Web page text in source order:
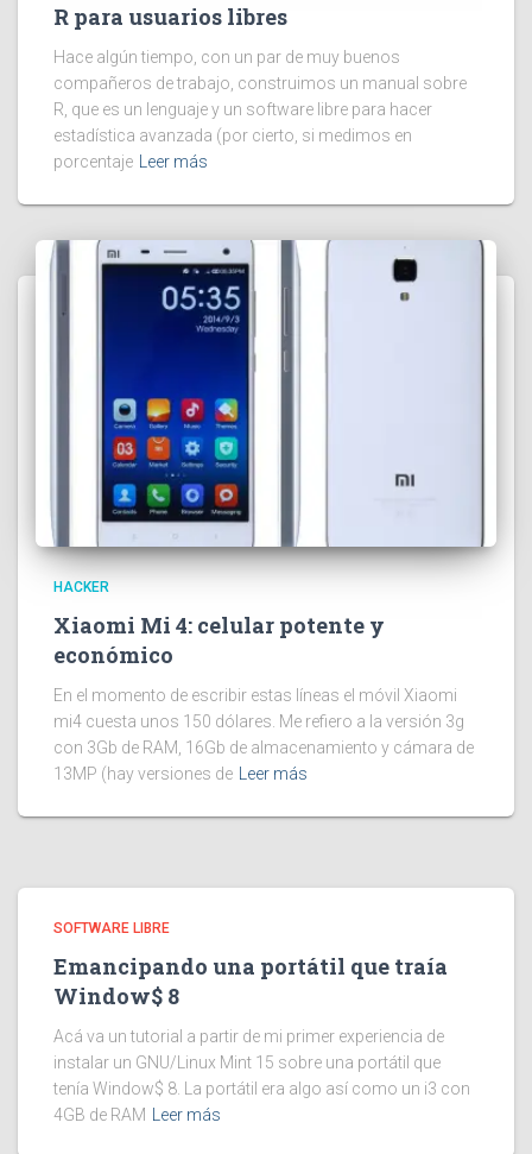
R para usuarios libres
Hace algún tiempo, con un par de muy buenos
compañeros de trabajo, construimos un manual sobre
R, que es un lenguaje y un software libre para hacer
estadística avanzada (por cierto, si medimos en
porcentaje
Leer más
HACKER
Xiaomi Mi 4: celular potente y
económico
En el momento de escribir estas líneas el móvil Xiaomi
mi4 cuesta unos 150 dólares. Me refiero a la versión 3g
con 3Gb de RAM, 16Gb de almacenamiento y cámara de
13MP (hay versiones de Leer más
SOFTWARE LIBRE
Emancipando una portátil que traía
Window$ 8
Acá va un tutorial a partir de mi primer experiencia de
instalar un GNU/Linux Mint 15 sobre una portátil que
tenía Window$ 8. La portátil era algo así como un i3 con
4GB de RAM Leer más